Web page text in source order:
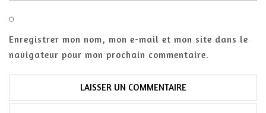
Enregistrer mon nom, mon e-mail et mon site dans le
navigateur pour mon prochain commentaire.